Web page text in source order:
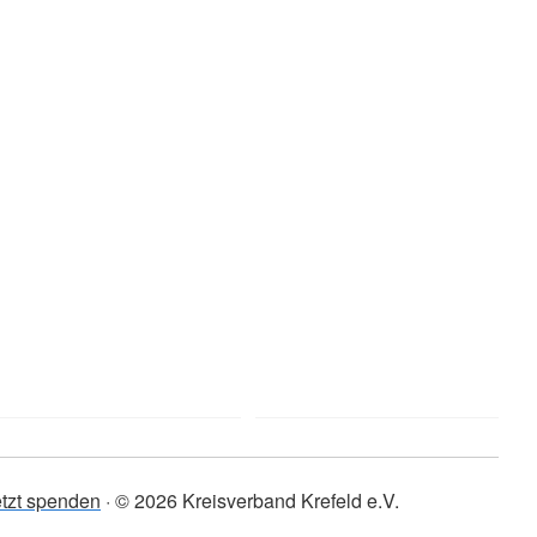
spenden © 2026 Kreisverband Krefeld e.V.